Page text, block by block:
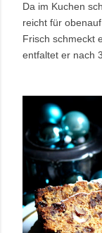
Da im Kuchen
reicht für
Frisch schmeckt
entfaltet er nach